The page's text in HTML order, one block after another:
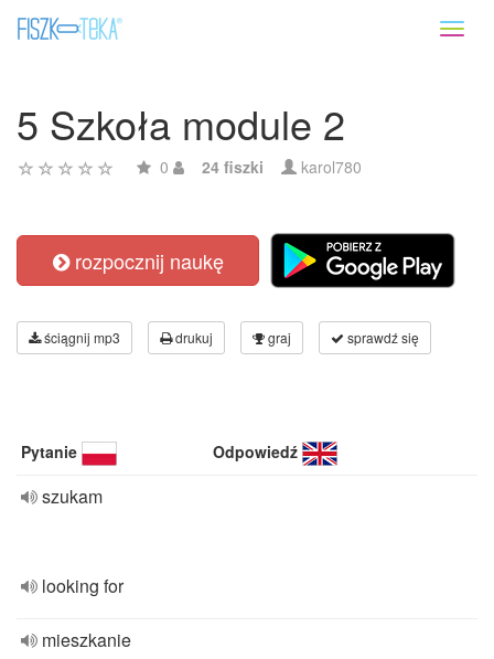
5 Szkoła module 2
0 24 fiszki karol780
rozpocznij naukę
ściągnij mp3 drukuj graj sprawdź się
Pytanie Odpowiedź
szukam
looking for
mieszkanie